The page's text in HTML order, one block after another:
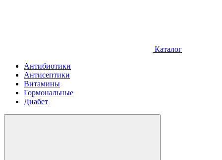
Каталог
Антибиотики
Антисептики
Витамины
Гормональные
Диабет